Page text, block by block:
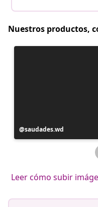
Nuestros productos,
Publicación
realizada
saudades.wd
Leer cómo subir